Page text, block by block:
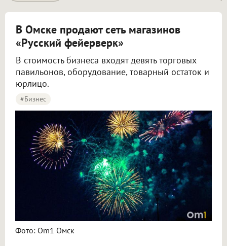
В Омске продают сеть магазинов
«Русский фейерверк»
В стоимость бизнеса входят девять торговых
павильонов, оборудование, товарный остаток и
юрлицо.
#бизнес
Фото: Om1 Омск